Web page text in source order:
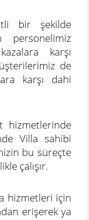
bir şekilde
personelimiz
karşı
de
karşı dahi
hizmetlerinde
Villa sahibi
bu süreçte
çalışır.
hizmetleri için
erişerek ya